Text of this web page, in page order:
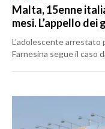
Malta, 15enne
mesi. L’appello dei
L’adolescente arrestato
Farnesina segue il caso